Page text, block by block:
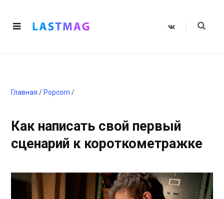
V
Главная / Popcorn /
Как написать свой первый
сценарий к короткометражке